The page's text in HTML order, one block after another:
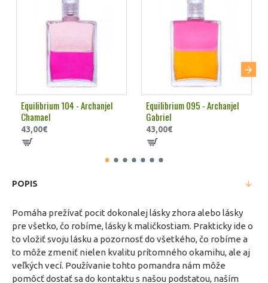
Equilibrium 104 - Archanjel
Chamael
43,00€
Equilibrium 095 - Archanjel
Gabriel
43,00€
POPIS
Pomáha prežívať pocit dokonalej lásky zhora alebo lásky
pre všetko, čo robíme, lásky k maličkostiam. Prakticky ide o
to vložiť svoju lásku a pozornosť do všetkého, čo robíme a
to môže zmeniť nielen kvalitu prítomného okamihu, ale aj
veľkých vecí. Používanie tohto pomandra nám môže
pomôcť dostať sa do kontaktu s našou podstatou, naším